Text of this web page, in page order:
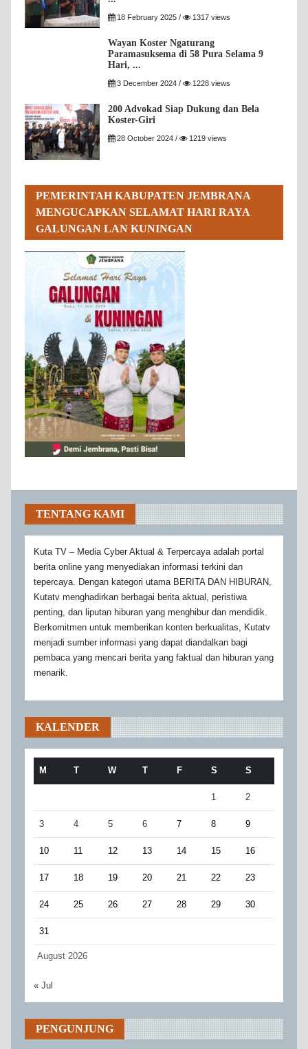
18 February 2025 / 1317 views
Wayan Koster Ngaturang
Paramasuksema di 58 Pura Selama 9
Hari, ...
3 December 2024 / 1228 views
200 Advokad Siap Dukung dan Bela
Koster-Giri
28 October 2024 / 1219 views
PEMERINTAH KABUPATEN JEMBRANA
MENGUCAPKAN SELAMAT HARI RAYA
GALUNGAN LAN KUNINGAN
TENTANG KAMI
Kuta TV – Media Cyber Aktual & Terpercaya adalah portal
berita online yang menyediakan informasi terkini dan
tepercaya. Dengan kategori utama BERITA DAN HIBURAN,
Kutatv menghadirkan berbagai berita aktual, peristiwa
penting, dan liputan hiburan yang menghibur dan mendidik.
Berkomitmen untuk memberikan konten berkualitas, Kutatv
menjadi sumber informasi yang dapat diandalkan bagi
pembaca yang mencari berita yang faktual dan hiburan yang
menarik.
KALENDER
August 2026
M T W T F S S
1 2
3 4 5 6 7 8 9
10 11 12 13 14 15 16
17 18 19 20 21 22 23
24 25 26 27 28 29 30
31
« Jul
PENGUNJUNG